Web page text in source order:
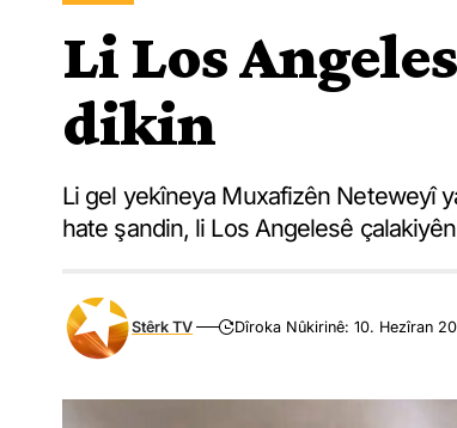
Li Los
dikin
Li gel yekîneya Muxafizên Neteweyî
hate şandin, li Los Angelesê
Stêrk TV Dîroka Nûkirinê: 10. Hezîran